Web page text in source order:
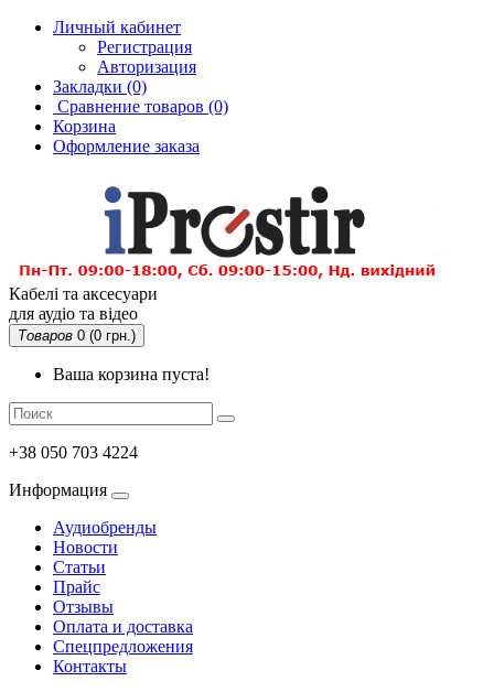
Личный кабинет
Регистрация
Авторизация
Закладки (0)
Сравнение товаров (0)
Корзина
Оформление заказа
Кабелі та аксесуари
для аудіо та відео
Товаров 0 (0 грн.)
Ваша корзина пуста!
+38 050 703 4224
Информация
Аудиобренды
Новости
Статьи
Прайс
Отзывы
Оплата и доставка
Спецпредложения
Контакты